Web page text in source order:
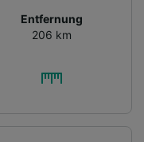
Entfernung
206 km